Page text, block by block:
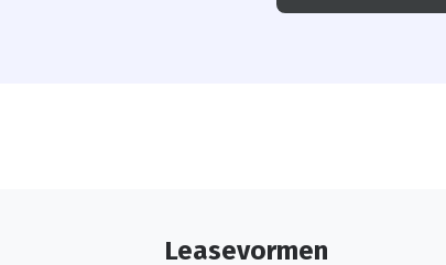
Leasevormen